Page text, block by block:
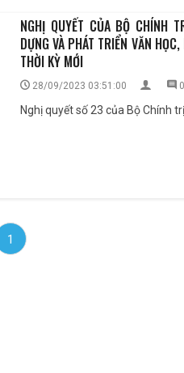
NGHỊ QUYẾT CỦA BỘ CHÍNH
DỰNG VÀ PHÁT TRIỂN VĂN
THỜI KỲ MỚI
28/09/2023 03:51:00 0
Nghị quyết số 23 của Bộ Chính trị
1